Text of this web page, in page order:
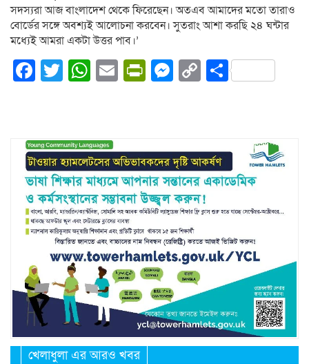
সদস্যরা আজ বাংলাদেশ থেকে ফিরেছেন। অতএব আমাদের মতো তারাও
বোর্ডের সঙ্গে অবশ্যই আলোচনা করবেন। সুতরাং আশা করছি ২৪ ঘন্টার
মধ্যেই আমরা একটা উত্তর পাব।’
Facebook
Twitter
WhatsApp
EmailPrintFriendly
Messenger
CopyShare
খেলাধুলা এর আরও খবর